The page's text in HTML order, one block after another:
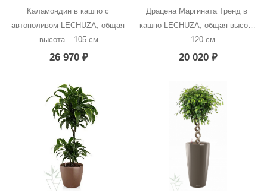
Каламондин в кашпо с
автополивом LECHUZA, общая
высота – 105 см
26 970₽
Драцена Маргината Тренд в
кашпо LECHUZA, общая высота
— 120 см
20 020 ₽